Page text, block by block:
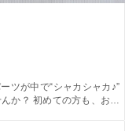
、お子